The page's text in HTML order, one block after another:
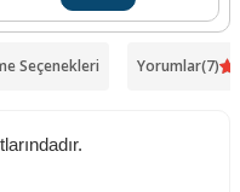
Seçenekleri Yorumlar(7)